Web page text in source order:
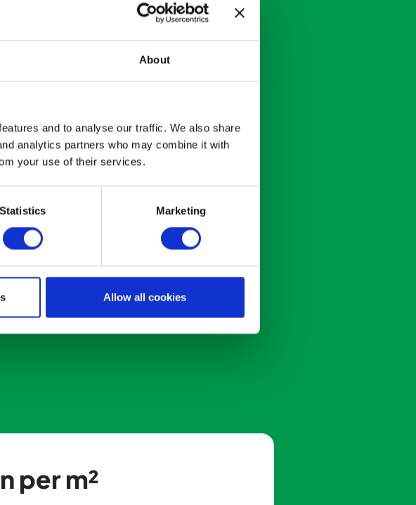
About
and to analyse our traffic. We also share
analytics partners who may combine it with
your use of their services.
Statistics Marketing
Allow all cookies
per m²